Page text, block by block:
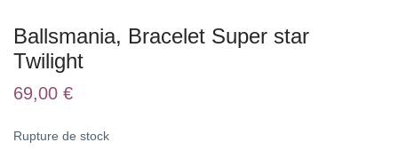
Ballsmania, Bracelet Super star
Twilight
69,00 €
Rupture de stock